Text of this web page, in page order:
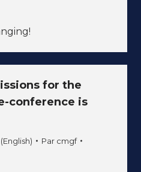
for the
conference is
Par cmgf